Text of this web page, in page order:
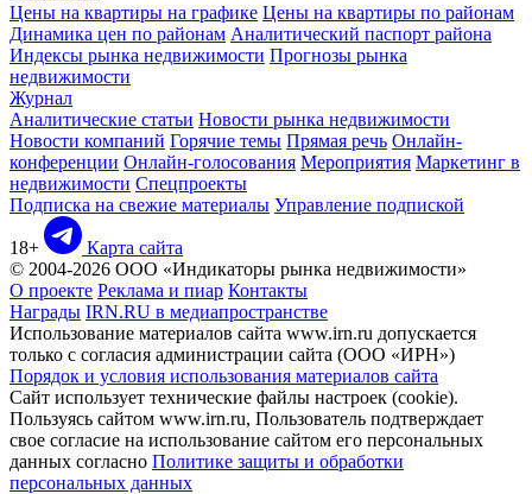
Цены на квартиры на графике Цены на квартиры по районам
Динамика цен по районам Аналитический паспорт района
Индексы рынка недвижимости Прогнозы рынка
недвижимости
Журнал
Аналитические статьи Новости рынка недвижимости
Новости компаний Горячие темы Прямая речь Онлайн-
конференции Онлайн-голосования Мероприятия Маркетинг в
недвижимости Спецпроекты
Подписка на свежие материалы Управление подпиской
18+
Карта сайта
© 2004-2026 ООО «Индикаторы рынка недвижимости»
О проекте Реклама и пиар Контакты
Награды IRN.RU в медиапространстве
Использование материалов сайта www.irn.ru допускается
только с согласия администрации сайта (ООО «ИРН»)
Порядок и условия использования материалов сайта
Сайт использует технические файлы настроек (cookie).
Пользуясь сайтом www.irn.ru, Пользователь подтверждает
свое согласие на использование сайтом его персональных
данных согласно Политике защиты и обработки
персональных данных